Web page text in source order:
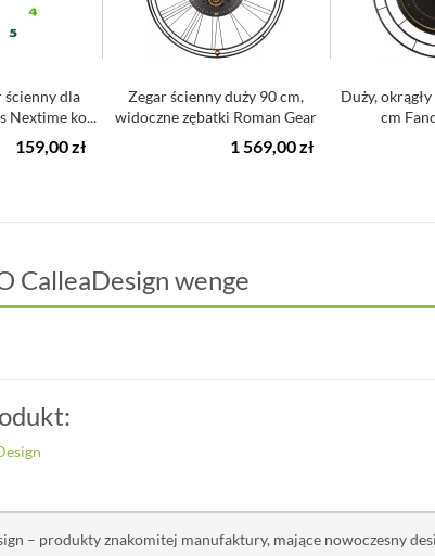
ścienny dla
Nextime ko...
159,00 zł
Zegar ścienny duży 90 cm,
widoczne zębatki Roman Gear
1 569,00 zł
Duży,
cm
CalleaDesign wenge
– produkty znakomitej manufaktury, mające nowoczesny